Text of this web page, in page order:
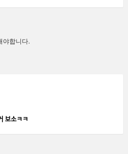
야합니다.
보소ㅋㅋ